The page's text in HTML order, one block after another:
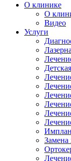
О клинике
О
Видео
Услуги
Замена